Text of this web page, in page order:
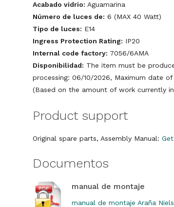
Acabado vidrio: Aguamarina
Número de luces de: 6 (MAX 40 Watt)
Tipo de luces: E14
Ingress Protection Rating: IP20
Internal code factory: 7056/6AMA
Disponibilidad: The item must be
processing: 06/10/2026, Maximum date
(Based on the amount of work currently
Product support
Original spare parts, Assembly Manual:
Documentos
manual de montaje
manual de montaje Araña